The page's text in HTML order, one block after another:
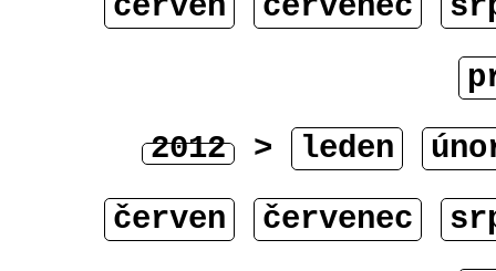
2012 > leden
červen
červenec